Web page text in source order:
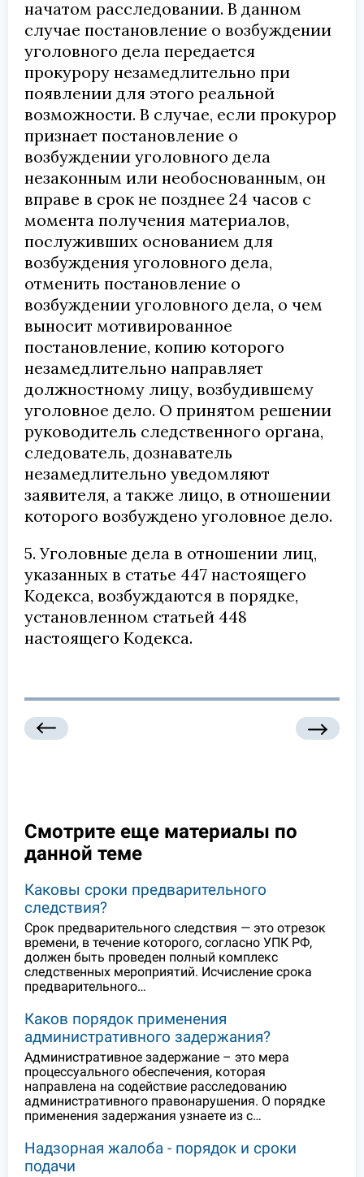
начатом расследовании. В данном
случае постановление о возбуждении
уголовного дела передается
прокурору незамедлительно при
появлении для этого реальной
возможности. В случае, если прокурор
признает постановление о
возбуждении уголовного дела
незаконным или необоснованным, он
вправе в срок не позднее 24 часов с
момента получения материалов,
послуживших основанием для
возбуждения уголовного дела,
отменить постановление о
возбуждении уголовного дела, о чем
выносит мотивированное
постановление, копию которого
незамедлительно направляет
должностному лицу, возбудившему
уголовное дело. О принятом решении
руководитель следственного органа,
следователь, дознаватель
незамедлительно уведомляют
заявителя, а также лицо, в отношении
которого возбуждено уголовное дело.
5. Уголовные дела в отношении лиц,
указанных в статье 447 настоящего
Кодекса, возбуждаются в порядке,
установленном статьей 448
настоящего Кодекса.
Смотрите еще материалы по
данной теме
Каковы сроки предварительного
следствия?
Срок предварительного следствия — это отрезок
времени, в течение которого, согласно УПК РФ,
должен быть проведен полный комплекс
следственных мероприятий. Исчисление срока
предварительного…
Каков порядок применения
административного задержания?
Административное задержание – это мера
процессуального обеспечения, которая
направлена на содействие расследованию
административного правонарушения. О порядке
применения задержания узнаете из с…
Надзорная жалоба - порядок и сроки
подачи